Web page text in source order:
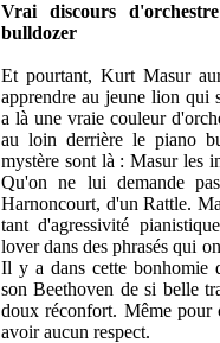
Vrai discours
bulldozer
Et pourtant, Kurt Masur
apprendre au jeune lion qui
a là une vraie couleur
au loin derrière le piano
mystère sont là : Masur les
Qu'on ne lui demande
Harnoncourt, d'un Rattle.
tant d'agressivité
lover dans des phrasés qui
Il y a dans cette bonhomie
son Beethoven de si belle
doux réconfort. Même pour
avoir aucun respect.